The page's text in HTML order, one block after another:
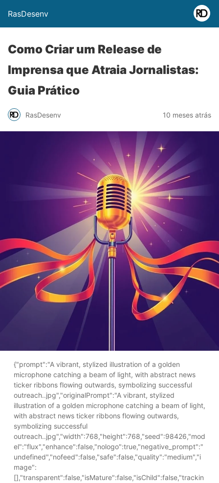
RasDesenv
Como Criar um Release de
Imprensa que Atraia Jornalistas:
Guia Prático
RasDesenv 10 meses atrás
{"prompt":"A vibrant, stylized illustration of a golden
microphone catching a beam of light, with abstract news
ticker ribbons flowing outwards, symbolizing successful
outreach..jpg","originalPrompt":"A vibrant, stylized
illustration of a golden microphone catching a beam of light,
with abstract news ticker ribbons flowing outwards,
symbolizing successful
outreach..jpg","width":768,"height":768,"seed":98426,"mod
el":"flux","enhance":false,"nologo":true,"negative_prompt":"
undefined","nofeed":false,"safe":false,"quality":"medium","i
mage":
[],"transparent":false,"isMature":false,"isChild":false,"trackin